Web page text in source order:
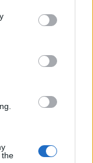
the
Κοράκη
(ΕΚΠΑ) με
σε
Actelion